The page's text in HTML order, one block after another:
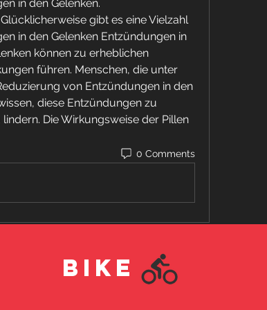
in den Gelenken.
in den Gelenken Entzündungen in
können zu erheblichen
führen. Menschen, die unter
von Entzündungen in den
diese Entzündungen zu
Die Wirkungsweise der Pillen
0 Comments
BIKE